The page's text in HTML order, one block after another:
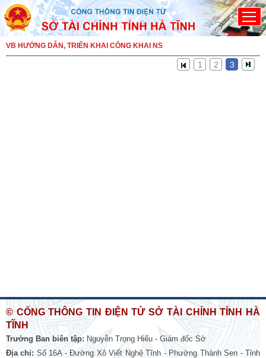
VB HƯỚNG DẪN, TRIỂN KHAI CÔNG KHAI NS
1 2 3
© CỔNG THÔNG TIN ĐIỆN TỬ SỞ TÀI CHÍNH TỈNH HÀ
TĨNH
Trưởng Ban biên tập: Nguyễn Trọng Hiếu - Giám đốc Sở
Địa chỉ: Số 16A - Đường Xô Viết Nghệ Tĩnh - Phường Thành Sen - Tỉnh
Đã kết nối EMC